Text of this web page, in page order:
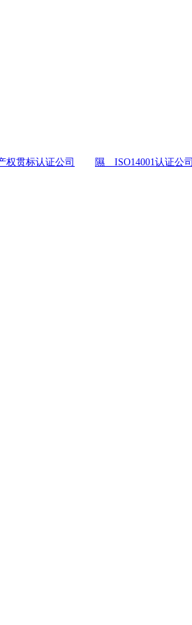
贯标认证公司 隰 ISO14001认证公司